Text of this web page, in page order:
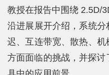
建
思
政
人
教授在报告中围绕 2.5D/
沿进展展开介绍，系统
迟、互连带宽、散热、
方面面临的挑战，并探